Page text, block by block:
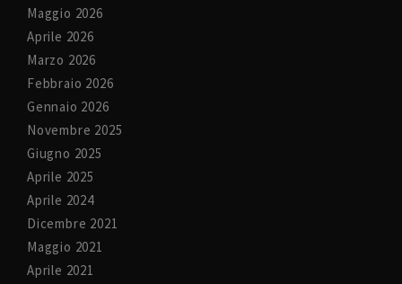
Maggio 2026
Aprile 2026
Marzo 2026
Febbraio 2026
Gennaio 2026
Novembre 2025
Giugno 2025
Aprile 2025
Aprile 2024
Dicembre 2021
Maggio 2021
Aprile 2021